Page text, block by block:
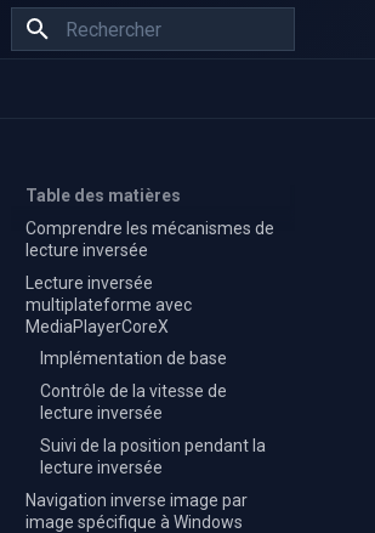
Table des matières
Comprendre les mécanismes de
lecture inversée
Lecture inversée
multiplateforme avec
MediaPlayerCoreX
Implémentation de base
Contrôle de la vitesse de
lecture inversée
Suivi de la position pendant la
lecture inversée
Navigation inverse image par
image spécifique à Windows